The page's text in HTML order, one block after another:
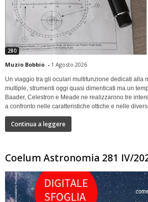
280
Muzio Bobbio - 1 Agosto 2026
Un viaggio tra gli oculari multifunzione dedicati alla
multiple, strumenti oggi quasi dimenticati ma un
Baader, Celestron e Meade ne realizzarono tre
a confronto nelle caratteristiche ottiche e nelle
Continua a leggere
Coelum Astronomia 281 IV/